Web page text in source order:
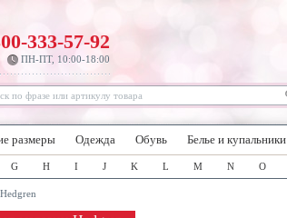
333-57-92
ПН-ПТ, 10:00-18:00
размеры Одежда Обувь Белье и купальники
G H I J K L M N O
Hedgren